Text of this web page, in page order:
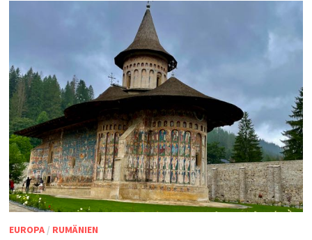
EUROPA/ RUMÄNIEN